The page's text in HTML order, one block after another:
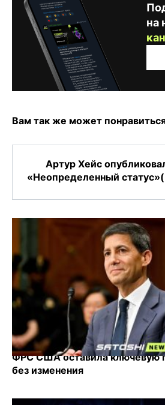
на
Вам так же может
Артур Хейс
«Неопределенный
ФРС США оставила ключевую
без изменения